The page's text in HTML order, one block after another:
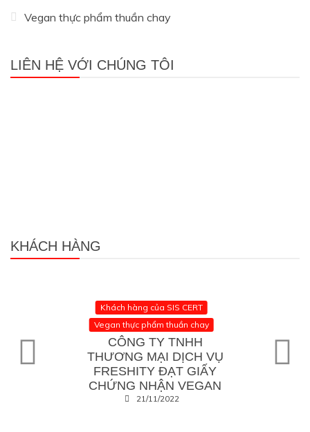
Vegan thực phẩm thuần chay
LIÊN HỆ VỚI CHÚNG TÔI
KHÁCH HÀNG
Khách hàng của SIS CERT
Vegan thực phẩm thuần chay
CÔNG TY TNHH
THƯƠNG MẠI DỊCH VỤ
FRESHITY ĐẠT GIẤY
CHỨNG NHẬN VEGAN
21/11/2022